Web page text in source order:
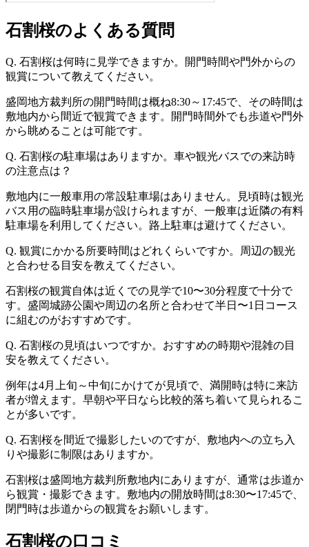
石割桜のよくある質問
Q. 石割桜は何時に見学できますか。開門時間や門外からの
観賞について教えてください。
盛岡地方裁判所の開門時間は概ね8:30～17:45で、その時間は
敷地内から間近で観賞できます。開門時間外でも歩道や門外
から眺めることは可能です。
Q. 石割桜の駐車場はありますか。車や観光バスでの来訪時
の注意点は？
敷地内に一般車用の常設駐車場はありません。見頃時は観光
バス用の臨時駐車場が設けられますが、一般車は近隣の有料
駐車場を利用してください。路上駐車は避けてください。
Q. 観賞にかかる所要時間はどれくらいですか。周辺の観光
と合わせる目安を教えてください。
石割桜の観賞自体は近くでの見学で10〜30分程度で十分で
す。盛岡城跡公園や周辺の名所と合わせて半日〜1日コース
に組むのがおすすめです。
Q. 石割桜の見頃はいつですか。おすすめの時期や混雑の目
安を教えてください。
例年は4月上旬～中旬にかけてが見頃で、満開時は特に来訪
者が増えます。早朝や平日なら比較的落ち着いて見られるこ
とが多いです。
Q. 石割桜を間近で撮影したいのですが、敷地内への立ち入
りや撮影に制限はありますか。
石割桜は盛岡地方裁判所敷地内にありますが、通常は歩道か
ら観賞・撮影できます。敷地内の開放時間は8:30〜17:45で、
閉門時は歩道からの観賞をお願いします。
石割桜の口コミ